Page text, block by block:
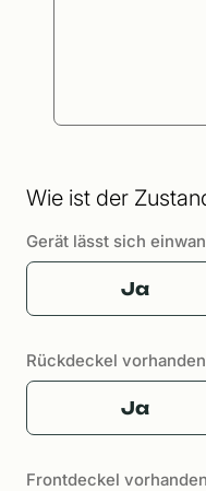
Wie ist der
Gerät lässt sich
Ja
Rückdeckel
Ja
Frontdeckel